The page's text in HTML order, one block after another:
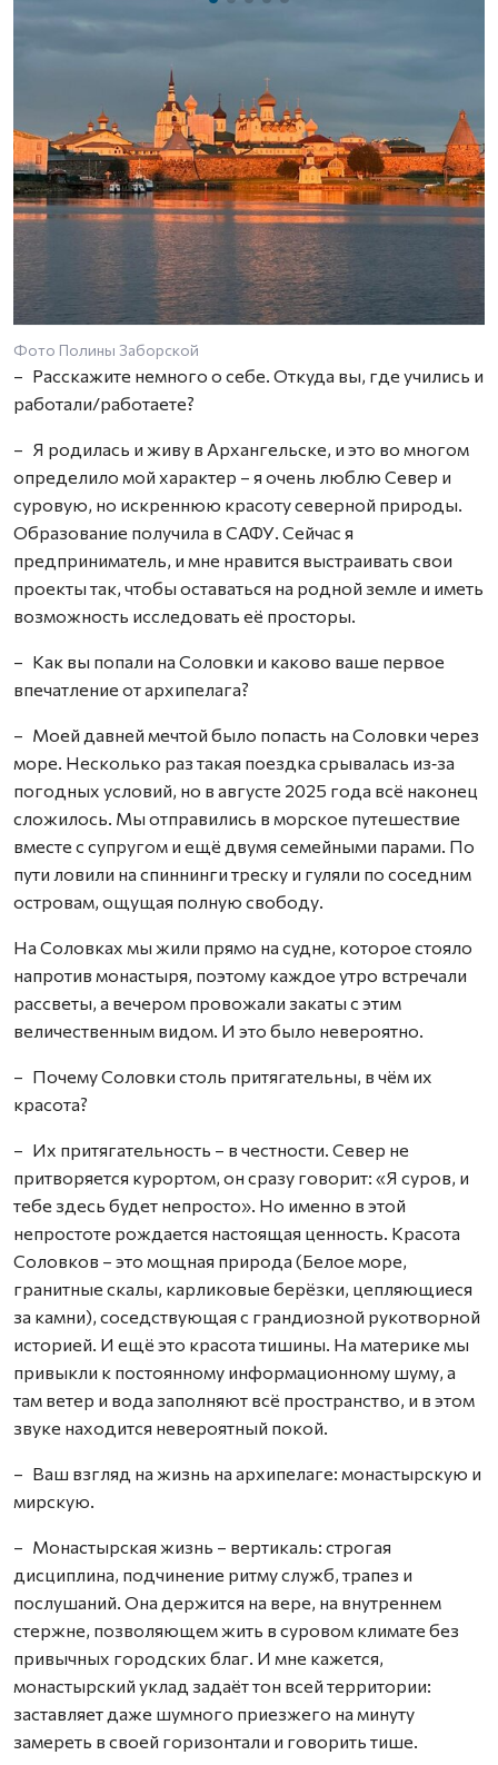
Фото Полины Заборской
– Расскажите немного о себе. Откуда вы, где учились и
работали/работаете?
– Я родилась и живу в Архангельске, и это во многом
определило мой характер – я очень люблю Север и
суровую, но искреннюю красоту северной природы.
Образование получила в САФУ. Сейчас я
предприниматель, и мне нравится выстраивать свои
проекты так, чтобы оставаться на родной земле и иметь
возможность исследовать её просторы.
– Как вы попали на Соловки и каково ваше первое
впечатление от архипелага?
– Моей давней мечтой было попасть на Соловки через
море. Несколько раз такая поездка срывалась из‑за
погодных условий, но в августе 2025 года всё наконец
сложилось. Мы отправились в морское путешествие
вместе с супругом и ещё двумя семейными парами. По
пути ловили на спиннинги треску и гуляли по соседним
островам, ощущая полную свободу.
На Соловках мы жили прямо на судне, которое стояло
напротив монастыря, поэтому каждое утро встречали
рассветы, а вечером провожали закаты с этим
величественным видом. И это было невероятно.
– Почему Соловки столь притягательны, в чём их
красота?
– Их притягательность – в честности. Север не
притворяется курортом, он сразу говорит: «Я суров, и
тебе здесь будет непросто». Но именно в этой
непростоте рождается настоящая ценность. Красота
Соловков – это мощная природа (Белое море,
гранитные скалы, карликовые берёзки, цепляющиеся
за камни), соседствующая с грандиозной рукотворной
историей. И ещё это красота тишины. На материке мы
привыкли к постоянному информационному шуму, а
там ветер и вода заполняют всё пространство, и в этом
звуке находится невероятный покой.
– Ваш взгляд на жизнь на архипелаге: монастырскую и
мирскую.
– Монастырская жизнь – вертикаль: строгая
дисциплина, подчинение ритму служб, трапез и
послушаний. Она держится на вере, на внутреннем
стержне, позволяющем жить в суровом климате без
привычных городских благ. И мне кажется,
монастырский уклад задаёт тон всей территории:
заставляет даже шумного приезжего на минуту
замереть в своей горизонтали и говорить тише.